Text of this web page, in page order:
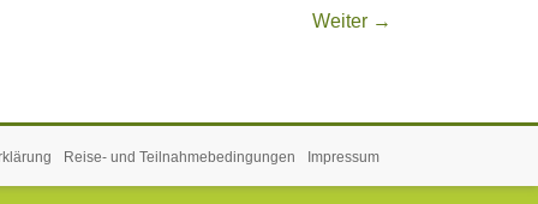
Weiter →
Reise- und Teilnahmebedingungen Impressum